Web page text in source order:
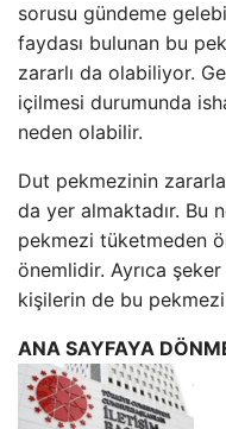
sorusu gündeme
faydası bulunan bu
zararlı da olabiliyor.
içilmesi durumunda
neden olabilir.
Dut pekmezinin
da yer almaktadır. Bu
pekmezi tüketmeden
önemlidir. Ayrıca
kişilerin de bu
ANA SAYFAYA